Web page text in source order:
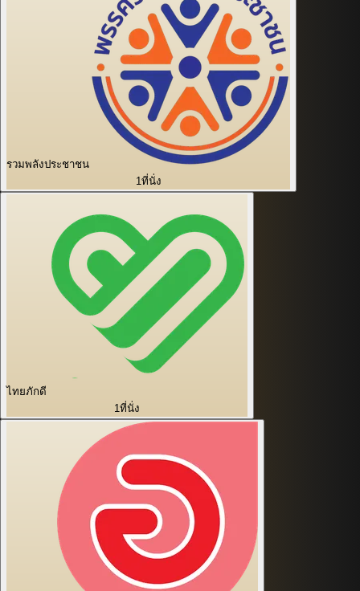
รวมพลังประชาชน
1ที่นั่ง
ไทยภักดี
1ที่นั่ง